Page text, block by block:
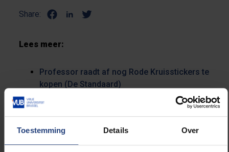
Toestemming Details Over
Share:
Lees meer:
Professor raadt af nog Rode Kruisstickers te
kopen (De Standaard)
Professor raadt af nog Rode Kruisstickers te
kopen (Gazet van Antwerpen)